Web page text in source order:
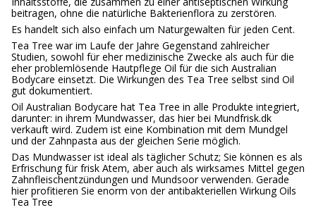
beitragen, ohne die natürliche Bakterienflora zu zerstören.
Es handelt sich also einfach um Naturgewalten für jeden Cent.
Tea Tree war im Laufe der Jahre Gegenstand zahlreicher
Studien, sowohl für eher medizinische Zwecke als auch für die
eher problemlösende Hautpflege Oil für die sich Australian
Bodycare einsetzt. Die Wirkungen des Tea Tree selbst sind Oil
gut dokumentiert.
Oil Australian Bodycare hat Tea Tree in alle Produkte integriert,
darunter: in ihrem Mundwasser, das hier bei Mundfrisk.dk
verkauft wird. Zudem ist eine Kombination mit dem Mundgel
und der Zahnpasta aus der gleichen Serie möglich.
Das Mundwasser ist ideal als täglicher Schutz; Sie können es als
Erfrischung für frisk Atem, aber auch als wirksames Mittel gegen
Zahnfleischentzündungen und Mundsoor verwenden. Gerade
hier profitieren Sie enorm von der antibakteriellen Wirkung Oils
Tea Tree